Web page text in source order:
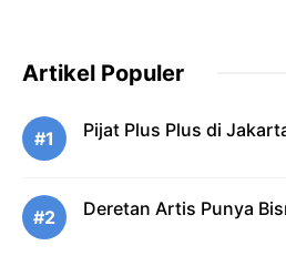
Artikel Populer
#1 Pijat Plus Plus di
#2 Deretan Artis Punya